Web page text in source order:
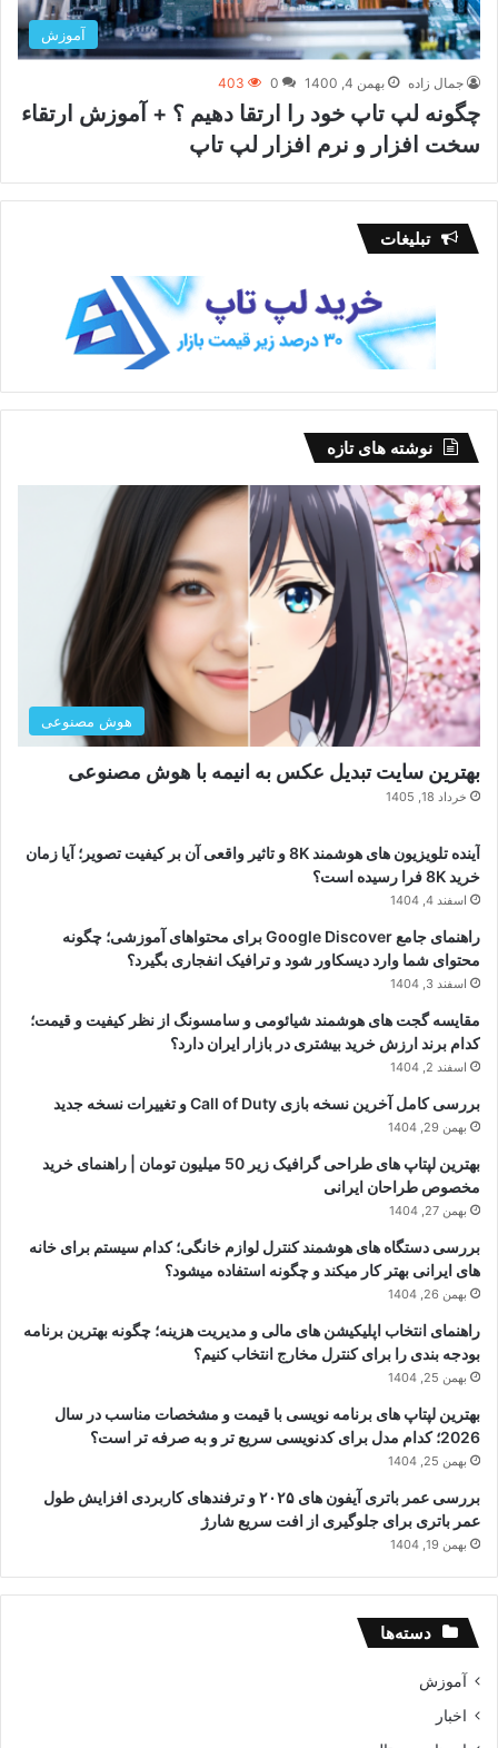
آموزش
جمال زاده بهمن 4, 1400 0
403
چگونه لپ تاپ خود را ارتقا دهیم ؟ + آموزش ارتقاء
سخت افزار و نرم افزار لپ تاپ
تبلیغات
نوشته های تازه
هوش مصنوعی
بهترین سایت تبدیل عکس به انیمه با هوش مصنوعی
خرداد 18, 1405
آینده تلویزیون های هوشمند 8K و تاثیر واقعی آن بر کیفیت تصویر؛ آیا زمان
خرید 8K فرا رسیده است؟
اسفند 4, 1404
راهنمای جامع Google Discover برای محتواهای آموزشی؛ چگونه
محتوای شما وارد دیسکاور شود و ترافیک انفجاری بگیرد؟
اسفند 3, 1404
مقایسه گجت های هوشمند شیائومی و سامسونگ از نظر کیفیت و قیمت؛
کدام برند ارزش خرید بیشتری در بازار ایران دارد؟
اسفند 2, 1404
بررسی کامل آخرین نسخه بازی Call of Duty و تغییرات نسخه جدید
بهمن 29, 1404
بهترین لپتاپ های طراحی گرافیک زیر 50 میلیون تومان | راهنمای خرید
مخصوص طراحان ایرانی
بهمن 27, 1404
بررسی دستگاه های هوشمند کنترل لوازم خانگی؛ کدام سیستم برای خانه
های ایرانی بهتر کار میکند و چگونه استفاده میشود؟
بهمن 26, 1404
راهنمای انتخاب اپلیکیشن های مالی و مدیریت هزینه؛ چگونه بهترین برنامه
بودجه بندی را برای کنترل مخارج انتخاب کنیم؟
بهمن 25, 1404
بهترین لپتاپ های برنامه نویسی با قیمت و مشخصات مناسب در سال
2026؛ کدام مدل برای کدنویسی سریع تر و به صرفه تر است؟
بهمن 25, 1404
بررسی عمر باتری آیفون های ۲۰۲۵ و ترفندهای کاربردی افزایش طول
عمر باتری برای جلوگیری از افت سریع شارژ
بهمن 19, 1404
دسته‌ها
آموزش
اخبار